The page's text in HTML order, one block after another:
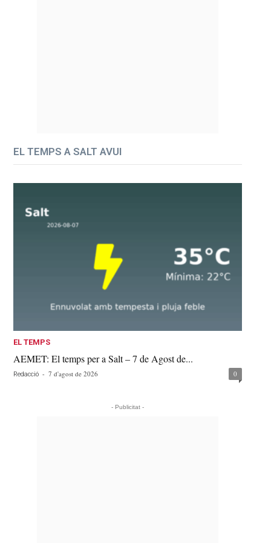
EL TEMPS A SALT AVUI
EL TEMPS
AEMET: El temps per a Salt – 7 de Agost de...
Redacció - 7 d'agost de 2026 0
- Publicitat -